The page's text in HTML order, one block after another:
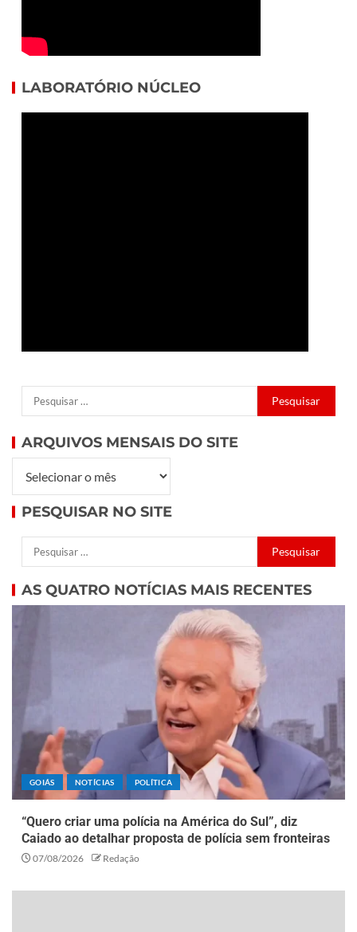
LABORATÓRIO NÚCLEO
ARQUIVOS MENSAIS DO SITE
PESQUISAR NO SITE
AS QUATRO NOTÍCIAS MAIS RECENTES
GOIÁS NOTÍCIAS POLÍTICA
“Quero criar uma polícia na América do Sul”, diz
Caiado ao detalhar proposta de polícia sem fronteiras
07/08/2026 Redação